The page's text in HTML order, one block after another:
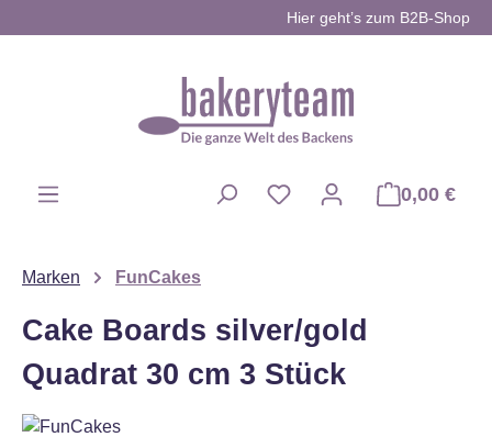
Hier geht’s zum B2B-Shop
0,00 €
Marken FunCakes
Cake Boards silver/gold
Quadrat 30 cm 3 Stück